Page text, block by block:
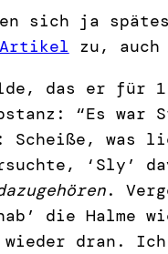
sich ja
zu, auch
das er für
“Es
Scheiße, was
‘Sly’
.
die Halme
dran.